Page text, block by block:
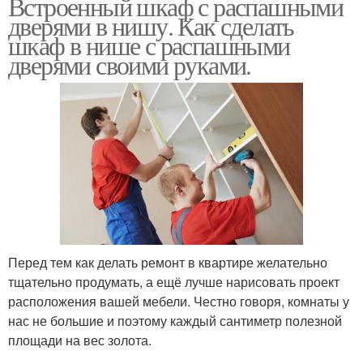
дверями в нишу. Как сделать
шкаф в нише с распашными
дверями своими руками.
Перед тем как делать ремонт в квартире желательно
тщательно продумать, а ещё лучше нарисовать проект
расположения вашей мебели. Честно говоря, комнаты у
нас не большие и поэтому каждый сантиметр полезной
площади на вес золота.